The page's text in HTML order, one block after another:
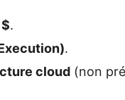
.
.
cloud (non